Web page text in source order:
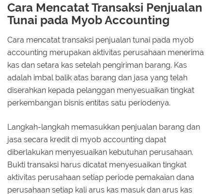
Cara Mencatat Transaksi Penjualan
Tunai pada Myob Accounting
Cara mencatat transaksi penjualan tunai pada myob
accounting merupakan aktivitas perusahaan menerima
kas dan setara kas setelah pengiriman barang. Kas
adalah imbal balik atas barang dan jasa yang telah
diserahkan kepada pelanggan menyesuaikan tingkat
perkembangan bisnis entitas satu periodenya.
Langkah-langkah memasukkan penjualan barang dan
jasa secara kredit di myob accounting dapat
diberlakukan menyesuaikan kebutuhan perusahaan.
Bukti transaksi harus dicatat menyesuaikan tingkat
aktivitas perusahaan setiap periode pemakaian dana
perusahaan setiap kali arus kas masuk dan arus kas